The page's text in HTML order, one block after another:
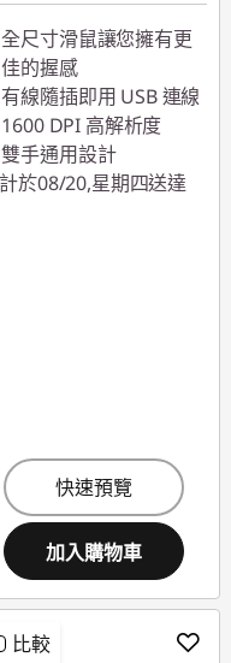
全尺寸滑鼠讓您擁有更
佳的握感
有線隨插即用 USB 連線
1600 DPI 高解析度
雙手通用設計
於08/20,星期四送達
快速預覽
加入購物車
比較